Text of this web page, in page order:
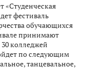
«Студенческая
фестиваль
обучающихся
принимают
колледжей
по следующим
танцевальное,